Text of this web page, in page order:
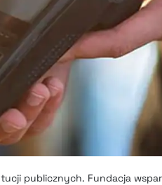
publicznych. Fundacja